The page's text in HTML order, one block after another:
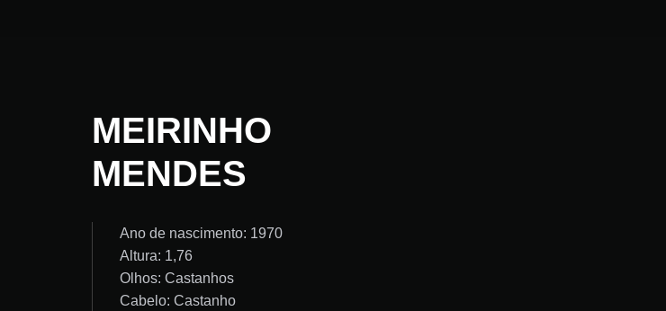
MEIRINHO
MENDES
Ano de nascimento: 1970
Altura: 1,76
Olhos: Castanhos
Cabelo: Castanho